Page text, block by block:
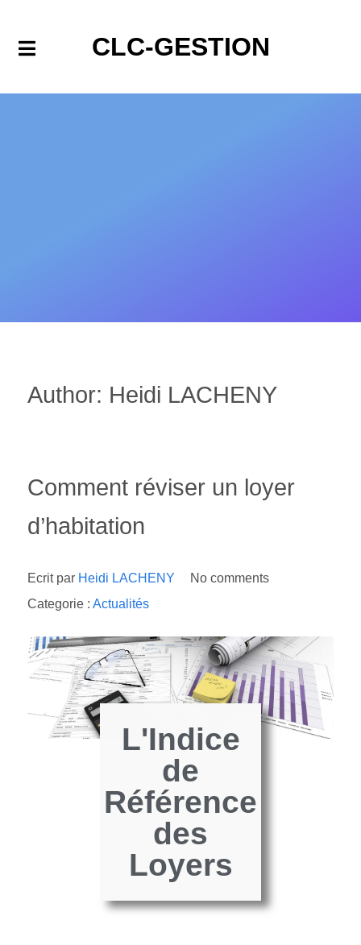
CLC-GESTION
Author: Heidi LACHENY
Comment réviser un loyer
d’habitation
Ecrit par Heidi LACHENY
No comments
Categorie : Actualités
L'Indice
de
Référence
des
Loyers